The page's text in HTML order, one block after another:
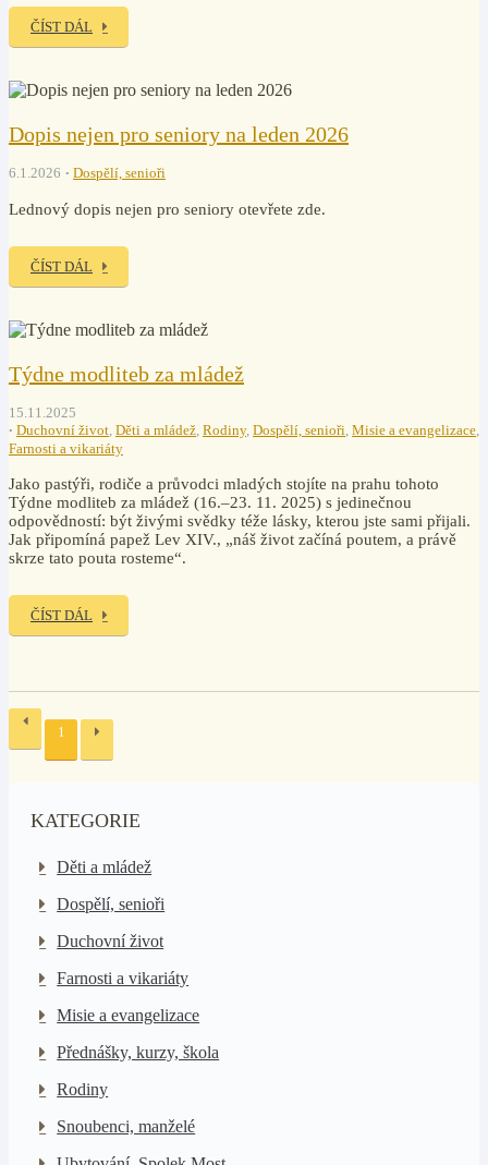
ČÍST DÁL
Dopis nejen pro seniory na leden 2026
6.1.2026 Dospělí, senioři
Lednový dopis nejen pro seniory otevřete zde.
ČÍST DÁL
Týdne modliteb za mládež
15.11.2025
Duchovní život, Děti a mládež, Rodiny, Dospělí, senioři, Misie a evangelizace,
Farnosti a vikariáty
Jako pastýři, rodiče a průvodci mladých stojíte na prahu tohoto
Týdne modliteb za mládež (16.–23. 11. 2025) s jedinečnou
odpovědností: být živými svědky téže lásky, kterou jste sami přijali.
Jak připomíná papež Lev XIV., „náš život začíná poutem, a právě
skrze tato pouta rosteme“.
ČÍST DÁL
1
KATEGORIE
Děti a mládež
Dospělí, senioři
Duchovní život
Farnosti a vikariáty
Misie a evangelizace
Přednášky, kurzy, škola
Rodiny
Snoubenci, manželé